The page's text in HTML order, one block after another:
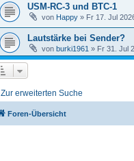
USM-RC-3 und BTC-1
von Happy » Fr 17. Jul
Lautstärke bei Sender?
von burki1961 » Fr 31. Jul
Zur erweiterten Suche
Foren-Übersicht